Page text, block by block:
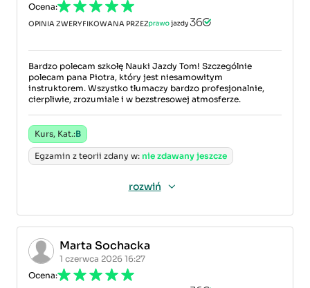
Ocena:
OPINIA ZWERYFIKOWANA PRZEZ
Bardzo polecam szkołę Nauki Jazdy Tom! Szczególnie
polecam pana Piotra, który jest niesamowitym
instruktorem. Wszystko tłumaczy bardzo profesjonalnie,
cierpliwie, zrozumiale i w bezstresowej atmosferze.
Kurs, Kat.:B
Egzamin z teorii zdany w: nie zdawany jeszcze
rozwiń
Marta Sochacka
1 czerwca 2026 16:27
Ocena: